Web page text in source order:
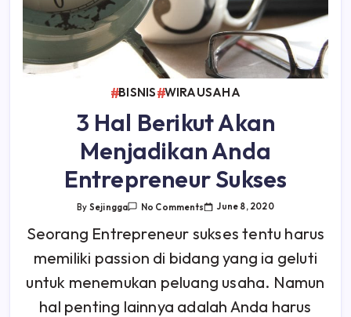
BISNIS WIRAUSAHA
3 Hal Berikut Akan
Menjadikan Anda
Entrepreneur Sukses
By Sejingga No CommentsOn
Hal
Berikut
Menjadikan
Anda
Entrepreneur
Sukses
June 8, 2020
Seorang Entrepreneur sukses tentu harus
memiliki passion di bidang yang ia geluti
untuk menemukan peluang usaha. Namun
hal penting lainnya adalah Anda harus